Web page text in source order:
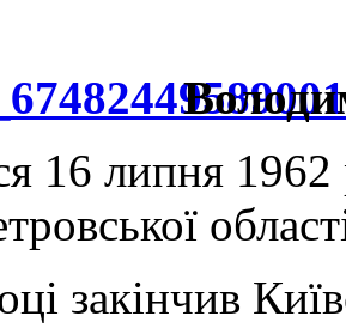
16 липня 1962
закінчив